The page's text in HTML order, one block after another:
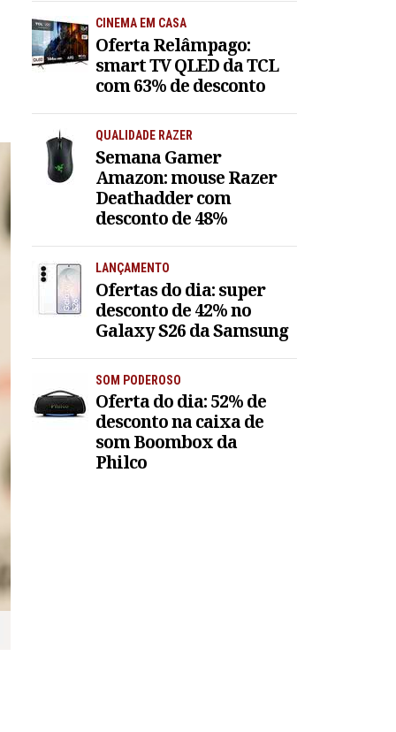
CINEMA EM CASA
Oferta Relâmpago:
smart TV QLED da TCL
com 63% de desconto
QUALIDADE RAZER
Semana Gamer
Amazon: mouse Razer
Deathadder com
desconto de 48%
LANÇAMENTO
Ofertas do dia: super
desconto de 42% no
Galaxy S26 da Samsung
SOM PODEROSO
Oferta do dia: 52% de
desconto na caixa de
som Boombox da
Philco